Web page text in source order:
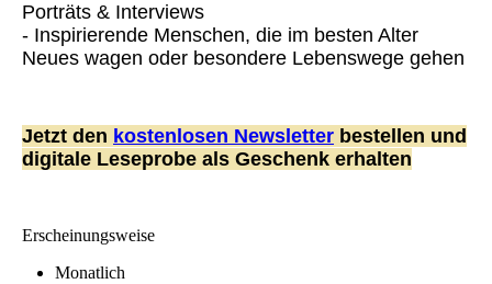
Porträts & Interviews
- Inspirierende Menschen, die im besten Alter
Neues wagen oder besondere Lebenswege gehen
Jetzt den kostenlosen Newsletter bestellen und
digitale Leseprobe als Geschenk erhalten
Erscheinungsweise
Monatlich